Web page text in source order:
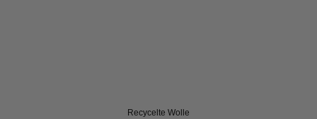
Recycelte Wolle